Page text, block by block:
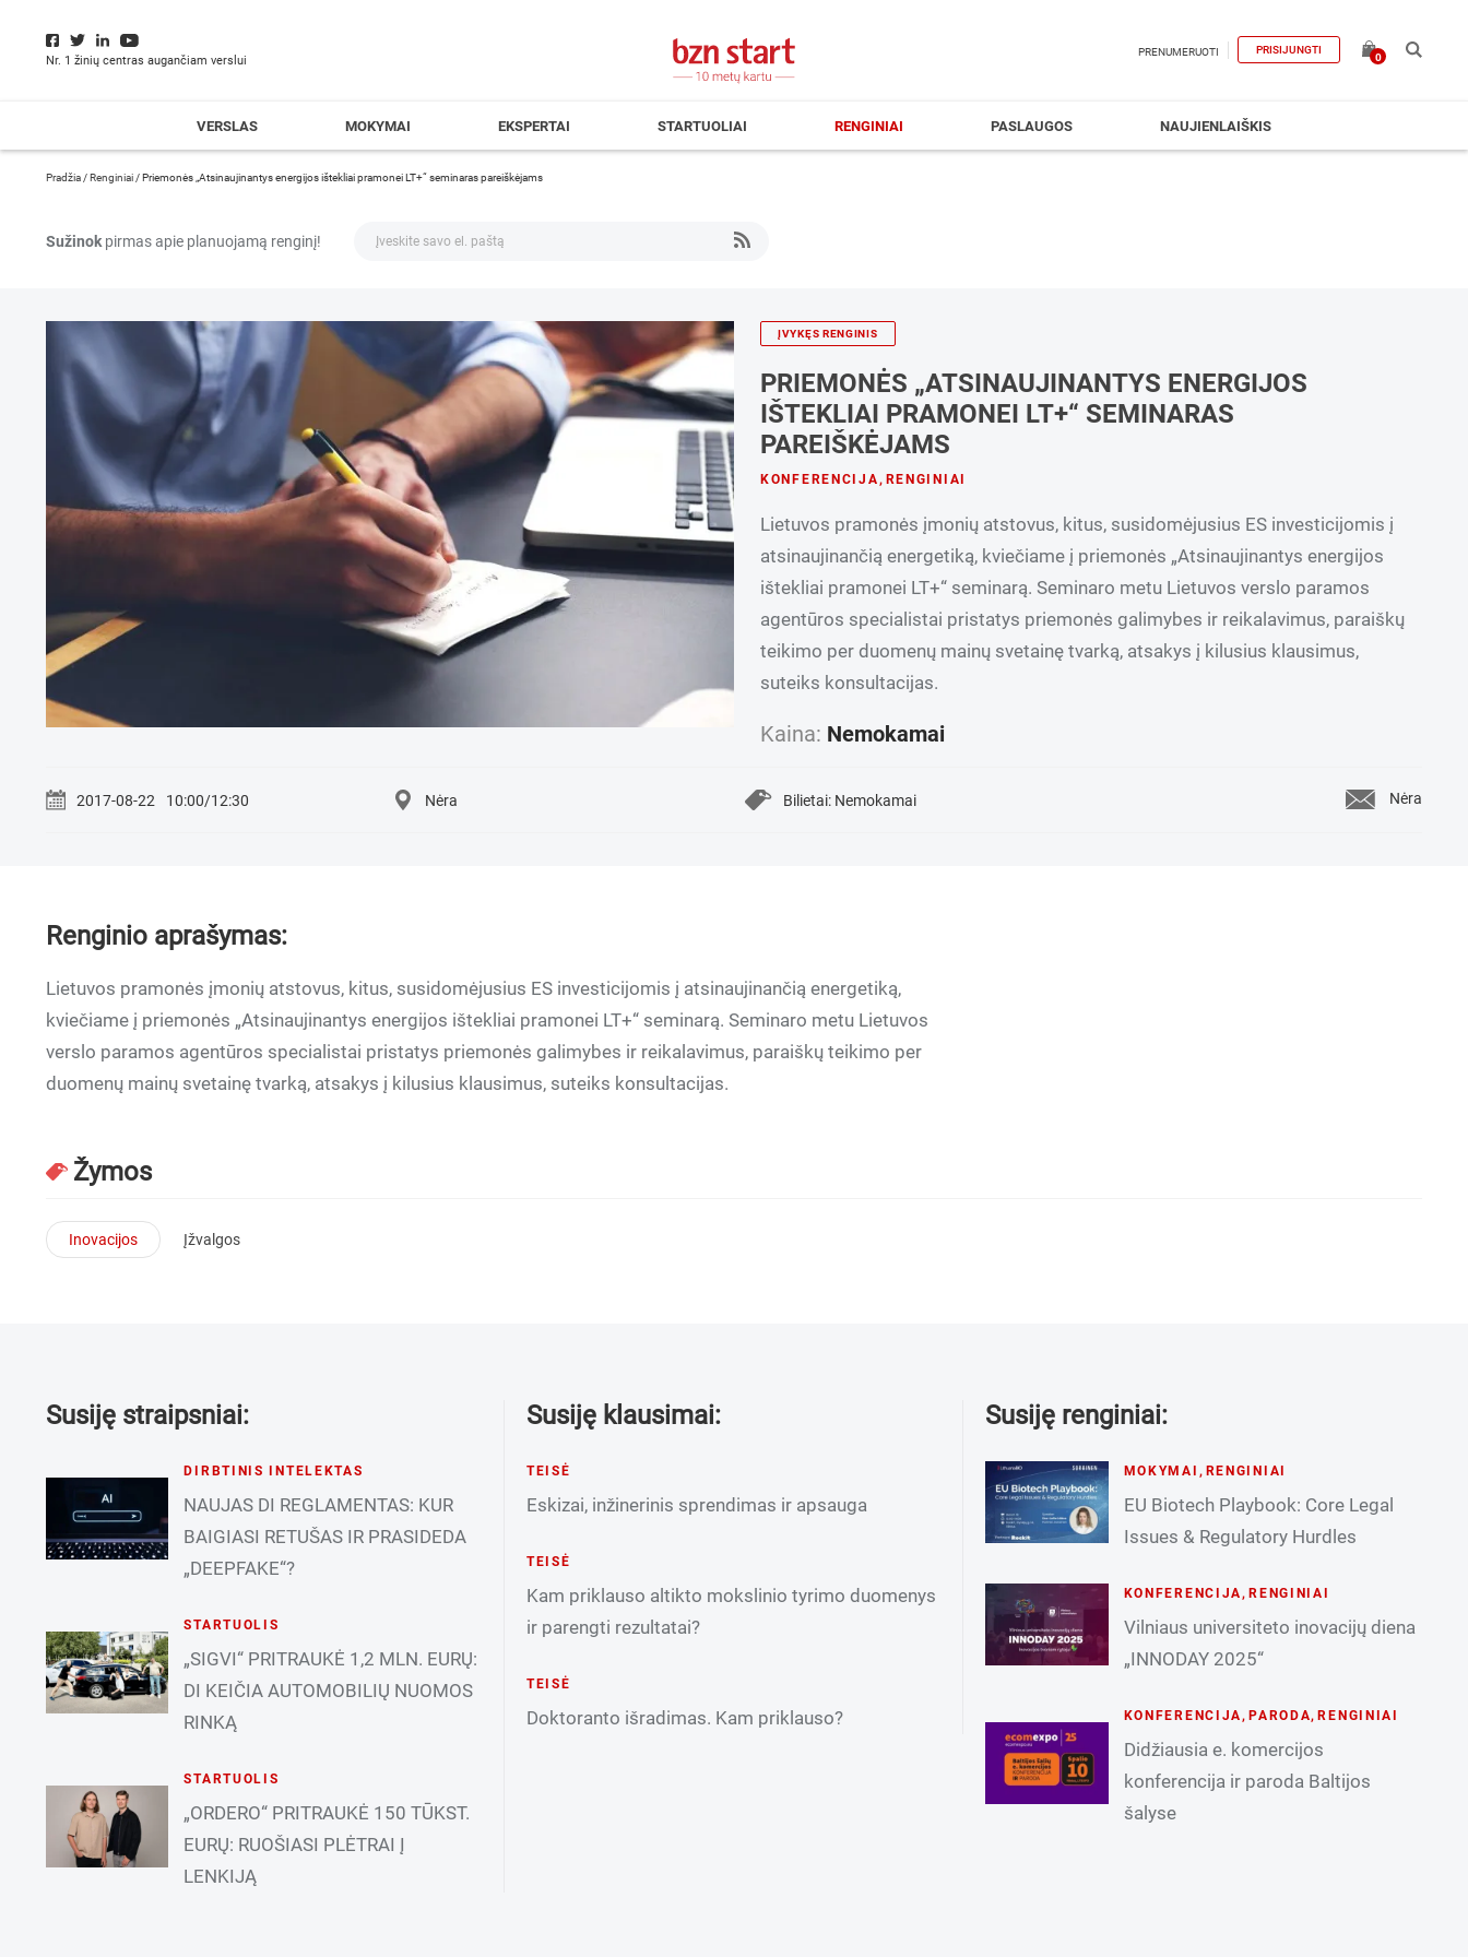
Nr. 1 žinių centras augančiam verslui
PRENUMERUOTI PRISIJUNGTI
0
VERSLAS MOKYMAI EKSPERTAI STARTUOLIAI RENGINIAI PASLAUGOS NAUJIENLAIŠKIS
Pradžia /Renginiai /Priemonės „Atsinaujinantys energijos ištekliai pramonei LT+“ seminaras pareiškėjams
Sužinok pirmas apie planuojamą renginį!
ĮVYKĘS RENGINIS
PRIEMONĖS „ATSINAUJINANTYS ENERGIJOS
IŠTEKLIAI PRAMONEI LT+“ SEMINARAS
PAREIŠKĖJAMS
KONFERENCIJA, RENGINIAI
Lietuvos pramonės įmonių atstovus, kitus, susidomėjusius ES investicijomis į
atsinaujinančią energetiką, kviečiame į priemonės „Atsinaujinantys energijos
ištekliai pramonei LT+“ seminarą. Seminaro metu Lietuvos verslo paramos
agentūros specialistai pristatys priemonės galimybes ir reikalavimus, paraiškų
teikimo per duomenų mainų svetainę tvarką, atsakys į kilusius klausimus,
suteiks konsultacijas.
Kaina: Nemokamai
2017-08-22 10:00/12:30 Nėra Bilietai: Nemokamai Nėra
Renginio aprašymas:
Lietuvos pramonės įmonių atstovus, kitus, susidomėjusius ES investicijomis į atsinaujinančią energetiką,
kviečiame į priemonės „Atsinaujinantys energijos ištekliai pramonei LT+“ seminarą. Seminaro metu Lietuvos
verslo paramos agentūros specialistai pristatys priemonės galimybes ir reikalavimus, paraiškų teikimo per
duomenų mainų svetainę tvarką, atsakys į kilusius klausimus, suteiks konsultacijas.
Žymos
Inovacijos Įžvalgos
Susiję straipsniai:
DIRBTINIS INTELEKTAS
NAUJAS DI REGLAMENTAS: KUR
BAIGIASI RETUŠAS IR PRASIDEDA
„DEEPFAKE“?
STARTUOLIS
„SIGVI“ PRITRAUKĖ 1,2 MLN. EURŲ:
DI KEIČIA AUTOMOBILIŲ NUOMOS
RINKĄ
STARTUOLIS
„ORDERO“ PRITRAUKĖ 150 TŪKST.
EURŲ: RUOŠIASI PLĖTRAI Į
LENKIJĄ
Susiję klausimai:
TEISĖ
Eskizai, inžinerinis sprendimas ir apsauga
TEISĖ
Kam priklauso altikto mokslinio tyrimo duomenys
ir parengti rezultatai?
TEISĖ
Doktoranto išradimas. Kam priklauso?
Susiję renginiai:
MOKYMAI , RENGINIAI
EU Biotech Playbook: Core Legal
Issues & Regulatory Hurdles
KONFERENCIJA ,RENGINIAI
Vilniaus universiteto inovacijų diena
„INNODAY 2025“
KONFERENCIJA ,PARODA,RENGINIAI
Didžiausia e. komercijos
konferencija ir paroda Baltijos
šalyse